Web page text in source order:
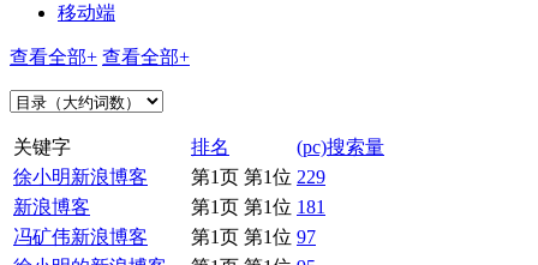
移动端
查看全部+ 查看全部+
关键字 排名
(pc)搜索量
徐小明新浪博客
第1页 第1位 229
新浪博客
第1页 第1位 181
冯矿伟新浪博客
第1页 第1位 97